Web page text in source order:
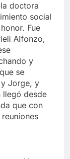
doctora
social
Fue
Alfonzo,
y
se
y Jorge, y
llegó desde
que con